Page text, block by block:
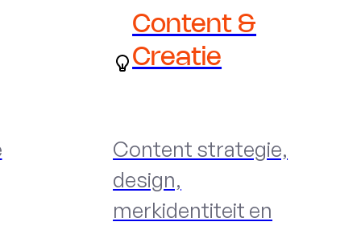
Content &
Creatie
Content strategie,
design,
merkidentiteit en